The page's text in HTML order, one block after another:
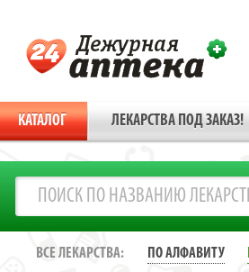
КАТАЛОГ ЛЕКАРСТВА ПОД ЗАКАЗ!
ВСЕ ЛЕКАРСТВА: ПО АЛФАВИТУ